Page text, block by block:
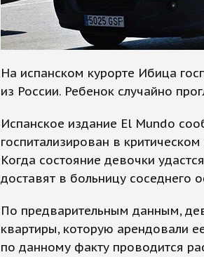
На испанском курорте Ибица
из России. Ребенок случайно
Испанское издание El Mundo
госпитализирован в
Когда состояние девочки
доставят в больницу соседнего
По предварительным данным,
квартиры, которую арендовали
по данному факту проводится